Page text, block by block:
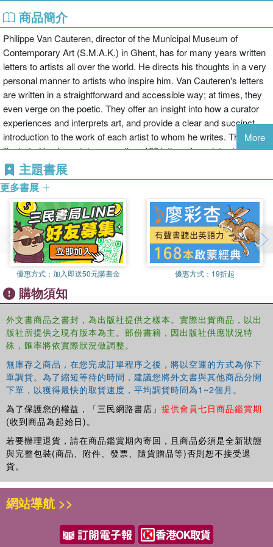
商品簡介
Philippe Van Cauteren, director of the Municipal Museum of
Contemporary Art (S.M.A.K.) in Ghent, has for many years written
letters to artists all over the world. He directs his thoughts in a very
personal manner to artists who inspire him. Van Cauteren's letters
are written in a straightforward and accessible way; at times, they
even verge on the poetic. They offer an insight into how a curator
experiences and interprets art, and provide a clear and succinct
introduction to the work of each artist to whom he writes. This richly
illustrated book contains more than 100 letters. In an introductory
manifesto - a final letter to Jan Hoet, his predecessor and the
founder of S.M.A.K. - Van Cauteren also describes the 'ideal
museum of the future'. This book is a reflection of the
contemporary cultural arena, the roles of a museum and an artist
within this arena and the way in which diverse parties can
collaborate constructively. It features letters to, among others,
Michael Borremans, Berlinde De Bruyckere, Jan Fabre, Adrian
Ghenie, Jan Hoet, Mark Manders, Thomas Ruff, Pascale Marthine
Tayou, Ed Templeton, Rinus Van de Velde and Vincent van Gogh.
More
主題書展
更多書展
優惠方式： 加入即送50元購書金 優惠方式： 19折起
購物須知
外文書商品之書封，為出版社提供之樣本。實際出貨商品，以出
版社所提供之現有版本為主。部份書籍，因出版社供應狀況特
殊，匯率將依實際狀況做調整。
無庫存之商品，在您完成訂單程序之後，將以空運的方式為你下
單調貨。為了縮短等待的時間，建議您將外文書與其他商品分開
下單，以獲得最快的取貨速度，平均調貨時間為1~2個月。
為了保護您的權益，「三民網路書店」 提供會員七日商品鑑賞期
(收到商品為起始日)。
若要辦理退貨，請在商品鑑賞期內寄回，且商品必須是全新狀態
與完整包裝(商品、附件、發票、隨貨贈品等)否則恕不接受退
貨。
網站導航 >>